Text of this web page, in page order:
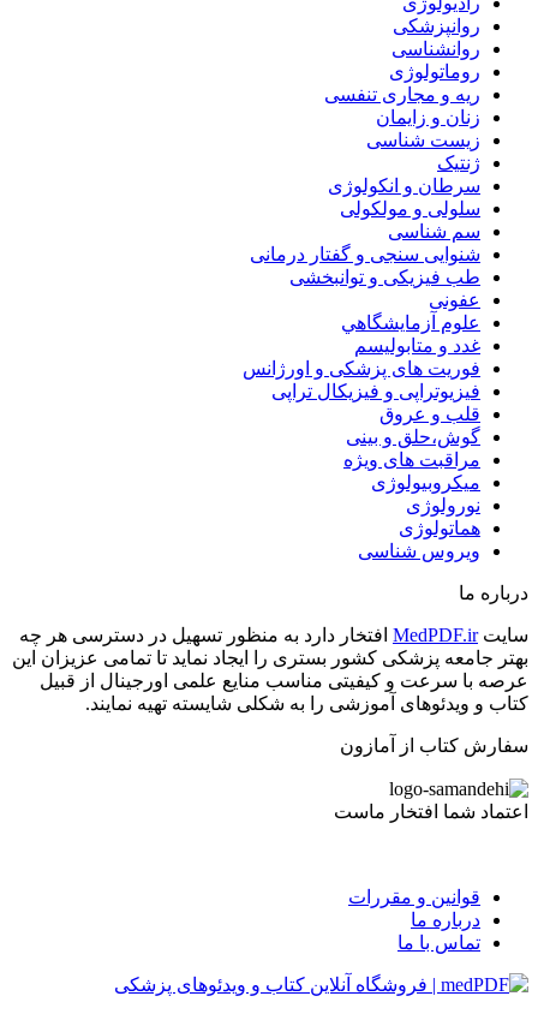
روانپزشکی
روانشناسی
روماتولوژی
ریه و مجاری تنفسی
زنان و زایمان
زیست شناسی
ژنتیک
سرطان و انکولوژی
سلولی و مولکولی
سم شناسی
شنوایی سنجی و گفتار درمانی
طب فیزیکی و توانبخشی
عفونی
علوم آزمايشگاهي
غدد و متابولیسم
فوریت های پزشکی و اورژانس
فیزیوتراپی و فیزیکال تراپی
قلب و عروق
گوش،حلق و بینی
مراقبت های ویژه
میکروبیولوژی
نورولوژی
هماتولوژی
ویروس شناسی
درباره ما
سایتMedPDF.ir افتخار دارد به منظور تسهیل در دسترسی هر چه
بهتر جامعه پزشکی کشور بستری را ایجاد نماید تا تمامی عزیزان این
عرصه با سرعت و کیفیتی مناسب منایع علمی اورجینال از قبیل
کتاب و ویدئوهای آموزشی را به شکلی شایسته تهیه نمایند.
سفارش کتاب از آمازون
اعتماد شما افتخار ماست
قوانین و مقررات
درباره ما
تماس با ما